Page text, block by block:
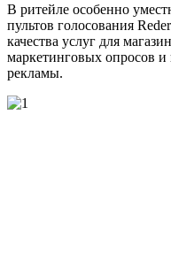
В ритейле особенно
пультов голосования
качества услуг для
маркетинговых опросов
рекламы.